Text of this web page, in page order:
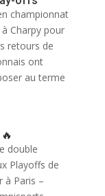
championnat
Charpy pour
retours de
ont
au terme
double
Playoffs de
à Paris –